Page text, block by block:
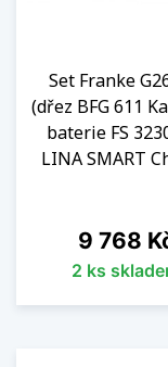
Set Franke
(dřez BFG 611
baterie FS
LINA SMART
Cena
9 768
2 ks